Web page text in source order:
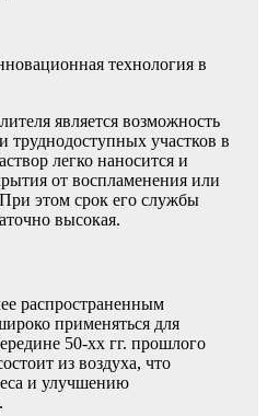
технология в
является возможность
труднодоступных участков в
легко наносится и
от воспламенения или
этом срок его службы
высокая.
распространенным
применяться для
50-хх гг. прошлого
из воздуха, что
и улучшению